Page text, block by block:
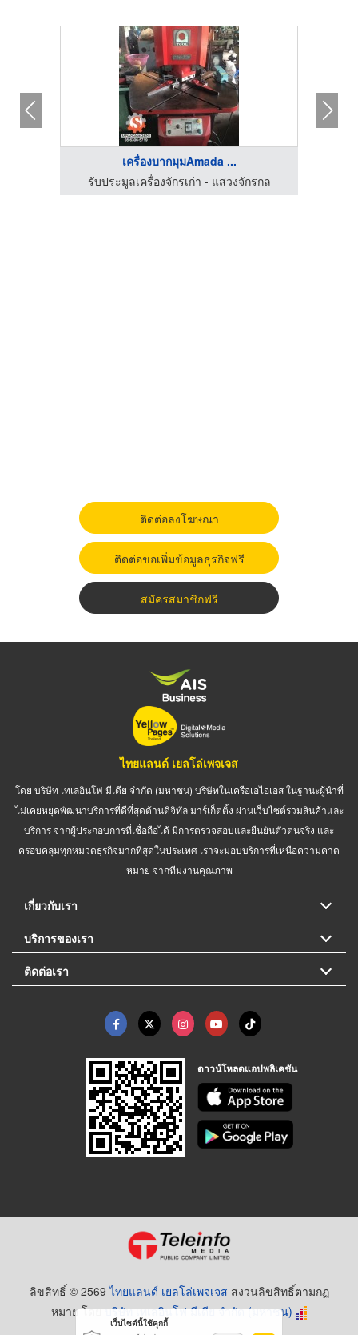
เครื่องบากมุมAmada ...
รับประมูลเครื่องจักรเก่า - แสวงจักรกล
ติดต่อลงโฆษณา
ติดต่อขอเพิ่มข้อมูลธุรกิจฟรี
สมัครสมาชิกฟรี
ไทยแลนด์ เยลโล่เพจเจส
โดย บริษัท เทเลอินโฟ มีเดีย จำกัด (มหาชน) บริษัทในเครือเอไอเอส ในฐานะผู้นำที่
ไม่เคยหยุดพัฒนาบริการที่ดีที่สุดด้านดิจิทัล มาร์เก็ตติ้ง ผ่านเว็บไซต์รวมสินค้าและ
บริการ จากผู้ประกอบการที่เชื่อถือได้ มีการตรวจสอบและยืนยันตัวตนจริง และ
ครอบคลุมทุกหมวดธุรกิจมากที่สุดในประเทศ เราจะมอบบริการที่เหนือความคาด
หมาย จากทีมงานคุณภาพ
เกี่ยวกับเรา
บริการของเรา
ติดต่อเรา
ดาวน์โหลดแอปพลิเคชัน
ลิขสิทธิ์ © 2569ไทยแลนด์ เยลโล่เพจเจส สงวนลิขสิทธิ์ตามกฏ
หมาย โดยบริษัท เทเลอินโฟ มีเดีย จำกัด (มหาชน)
เว็บไซต์นี้ใช้คุกกี้